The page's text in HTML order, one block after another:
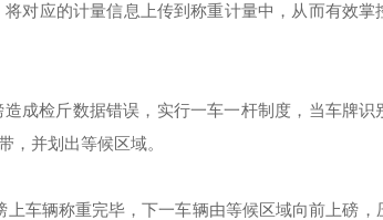
对应的计量信息上传到称重计量中，从而有效掌
成检斤数据错误，实行一车一杆制度，当车牌识
，并划出等候区域。
车辆称重完毕，下一车辆由等候区域向前上磅，